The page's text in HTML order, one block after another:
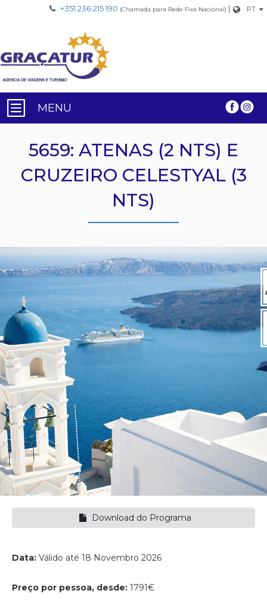
+351 236 215 190 (Chamada para Rede Fixa Nacional) | PT
MENU
5659: ATENAS (2 NTS) E
CRUZEIRO CELESTYAL (3
NTS)
Download do Programa
Data: Válido até 18 Novembro 2026
Preço por pessoa, desde: 1791€